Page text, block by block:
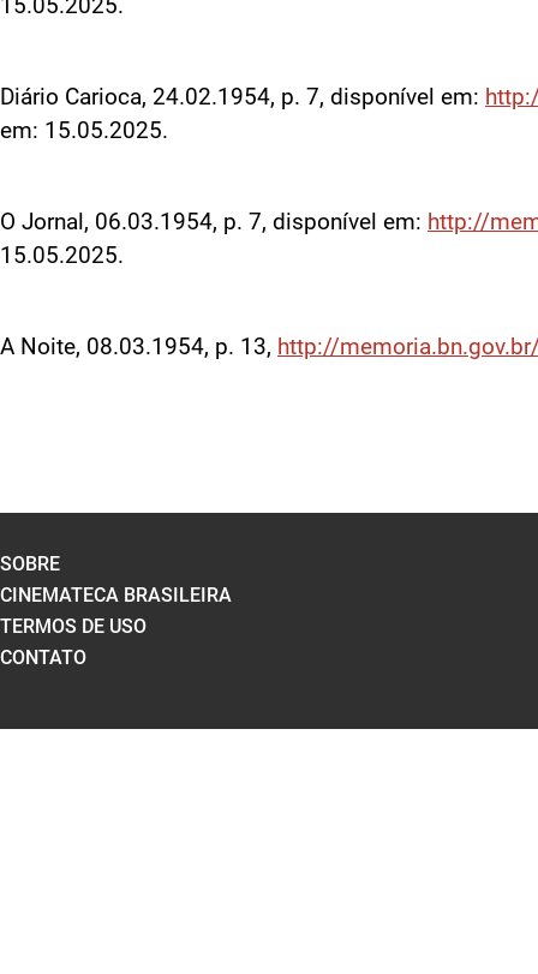
15.05.2025.
Diário Carioca, 24.02.1954, p. 7, disponível em:
em: 15.05.2025.
O Jornal, 06.03.1954, p. 7, disponível em: http://
15.05.2025.
A Noite, 08.03.1954, p. 13, http://
SOBRE
CINEMATECA BRASILEIRA
TERMOS DE USO
CONTATO